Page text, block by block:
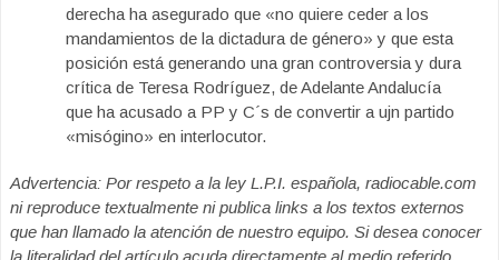
derecha ha asegurado que «no quiere ceder a los
mandamientos de la dictadura de género» y que esta
posición está generando una gran controversia y dura
crítica de Teresa Rodríguez, de Adelante Andalucía
que ha acusado a PP y C´s de convertir a ujn partido
«misógino» en interlocutor.
Advertencia: Por respeto a la ley L.P.I. española, radiocable.com
ni reproduce textualmente ni publica links a los textos externos
que han llamado la atención de nuestro equipo. Si desea conocer
la literalidad del artículo acuda directamente al medio referido.